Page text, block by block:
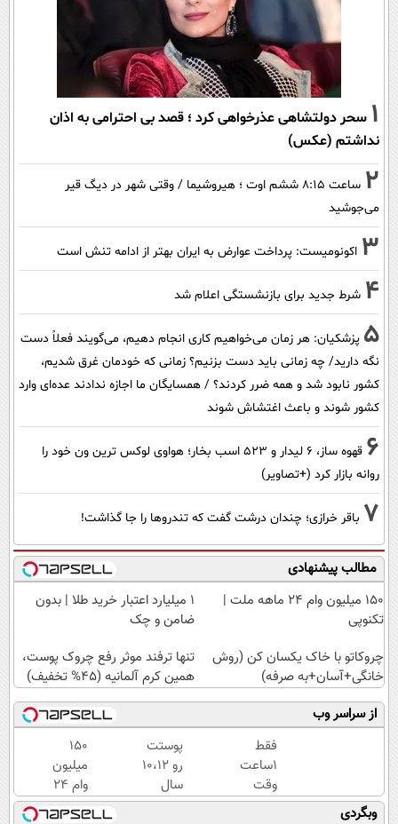
1 سحر دولتشاهی عذرخواهی کرد ؛ قصد بی احترامی به اذان
نداشتم (عکس)
2
ساعت ۸:۱۵ ششم اوت ؛ هیروشیما / وقتی شهر در دیگ قیر
می‌جوشید
3 اکونومیست: پرداخت عوارض به ایران بهتر از ادامه تنش است
4 شرط جدید برای بازنشستگی اعلام شد
5 پزشکیان: هر زمان می‌خواهیم کاری انجام دهیم، می‌گویند فعلاً دست
نگه دارید/ چه زمانی باید دست بزنیم؟ زمانی که خودمان غرق شدیم،
کشور نابود شد و همه ضرر کردند؟ / همسایگان ما اجازه ندادند عده‌ای وارد
کشور شوند و باعث اغتشاش شوند
6
قهوه ساز، 6 لیدار و 523 اسب بخار؛ هواوی لوکس ترین ون خود را
روانه بازار کرد (+تصاویر)
7 باقر خرازی؛ چندان درشت گفت که تندروها را جا گذاشت!
مطالب پیشنهادی
150 میلیون وام 24 ماهه ملت |
تکنوپی
۱ میلیارد اعتبار خرید طلا | بدون
ضامن و چک
چروکاتو با خاک یکسان کن (روش
خانگی+آسان+به صرفه)
تنها ترفند موثر رفع چروک پوست،
همین کرم آلمانیه (45% تخفیف)
از سراسر وب
فقط
1ساعت
وقت
داری
پوستت
رو 10،12
سال
جوان
150
میلیون
وام 24
ماهه
وبگردی